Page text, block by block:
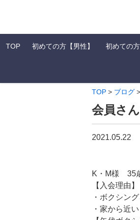
TOP 初めての方【男性】 初めての方
TOP > ブログ >
会員さ
2021.05.22
K・M様 35
【入会理由】
・ボクシン
・家から近い